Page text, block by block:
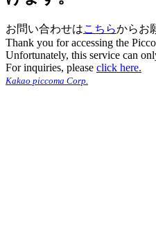
お問い合わせはこちらからお
Thank you for accessing the
Unfortunately, this service can
For inquiries, please click here.
Kakao piccoma Corp.